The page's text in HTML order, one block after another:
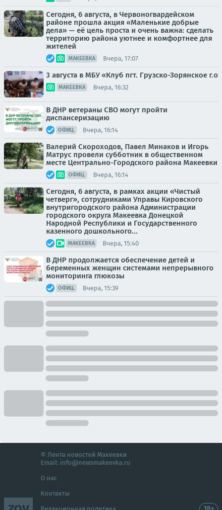
Сегодня, 6 августа, в Червоногвардейском
районе прошла акция «Маленькие добрые
дела» — её цель проста и очень важна: сделать
территорию района уютнее и комфортнее для
жителей
МАКЕЕВКА Вчера, 17:07
3 августа в МБУ «Клуб пгт. Грузско-Зорянское г.о
МАКЕЕВКА Вчера, 16:32
В ДНР ветераны СВО могут пройти
диспансеризацию
ОФИЦ. Вчера, 16:14
Валерий Скороходов, Павел Минаков и Игорь
Матрус провели субботник в общественном
месте Центрально-Городского района Макеевки
ОФИЦ. Вчера, 16:14
Сегодня, 6 августа, в рамках акции «Чистый
четверг», сотрудниками Управы Кировского
внутригородского района Администрации
городского округа Макеевка Донецкой
Народной Республики и Государственного
казенного дошкольного...
МАКЕЕВКА Вчера, 15:40
В ДНР продолжается обеспечение детей и
беременных женщин системами непрерывного
мониторинга глюкозы
ОФИЦ. Вчера, 15:39
© Лента новостей Макеевки
Email: info@newsmakeevka.ru
О нас
Контакты